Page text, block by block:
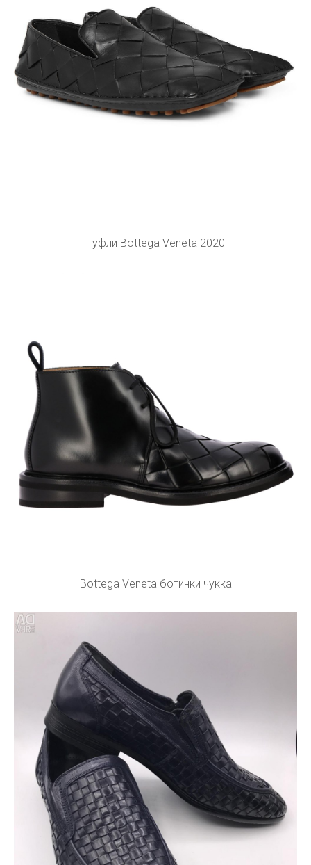
Туфли Bottega Veneta 2020
Bottega Veneta ботинки чукка